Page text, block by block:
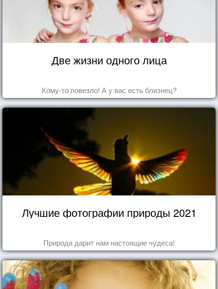
Две жизни одного лица
Кому-то повезло! А у вас есть близнец?
Лучшие фотографии природы 2021
Природа дарит нам настоящие чудеса!